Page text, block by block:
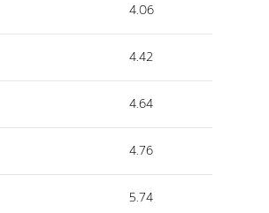
4.06
4.42
4.64
4.76
5.74